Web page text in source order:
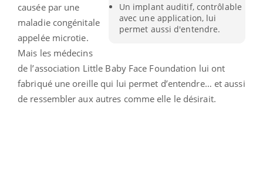
Un implant auditif, contrôlable
avec une application, lui
permet aussi d'entendre.
causée par une
maladie congénitale
appelée microtie.
Mais les médecins
de l’association Little Baby Face Foundation lui ont
fabriqué une oreille qui lui permet d’entendre… et aussi
de ressembler aux autres comme elle le désirait.